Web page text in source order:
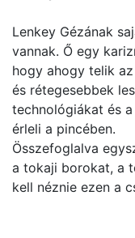
Lenkey Gézának
vannak. Ő egy
hogy ahogy telik
és rétegesebbek
technológiákat és
érleli a pincében.
Összefoglalva
a tokaji borokat, a
kell néznie ezen a